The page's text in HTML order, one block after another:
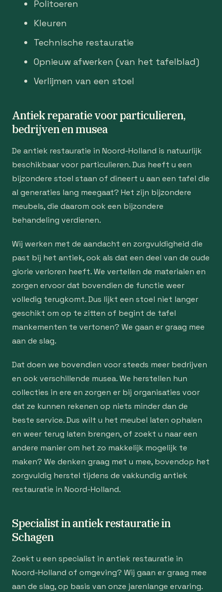
Politoeren
Kleuren
Technische restauratie
Opnieuw afwerken (van het tafelblad)
Verlijmen van een stoel
Antiek reparatie voor particulieren,
bedrijven en musea
De antiek restauratie in Noord-Holland is natuurlijk
beschikbaar voor particulieren. Dus heeft u een
bijzondere stoel staan of dineert u aan een tafel die
al generaties lang meegaat? Het zijn bijzondere
meubels, die daarom ook een bijzondere
behandeling verdienen.
Wij werken met de aandacht en zorgvuldigheid die
past bij het antiek, ook als dat een deel van de oude
glorie verloren heeft. We vertellen de materialen en
zorgen ervoor dat bovendien de functie weer
volledig terugkomt. Dus lijkt een stoel niet langer
geschikt om op te zitten of begint de tafel
mankementen te vertonen? We gaan er graag mee
aan de slag.
Dat doen we bovendien voor steeds meer bedrijven
en ook verschillende musea. We herstellen hun
collecties in ere en zorgen er bij organisaties voor
dat ze kunnen rekenen op niets minder dan de
beste service. Dus wilt u het meubel laten ophalen
en weer terug laten brengen, of zoekt u naar een
andere manier om het zo makkelijk mogelijk te
maken? We denken graag met u mee, bovendop het
zorgvuldig herstel tijdens de vakkundig antiek
restauratie in Noord-Holland.
Specialist in antiek restauratie in
Schagen
Zoekt u een specialist in antiek restauratie in
Noord-Holland of omgeving? Wij gaan er graag mee
aan de slag, op basis van onze jarenlange ervaring.